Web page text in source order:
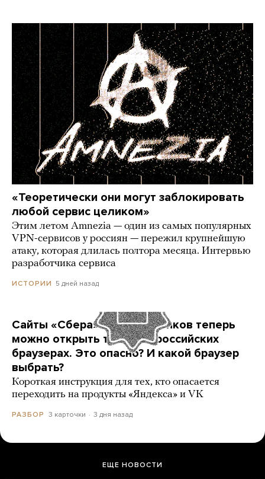
«Теоретически они могут заблокировать
любой сервис целиком»
Этим летом Amnezia — один из самых популярных
VPN-сервисов у россиян — пережил крупнейшую
атаку, которая длилась полтора месяца. Интервью
разработчика сервиса
ИСТОРИИ 5 дней назад
Сайты «Сбера» и других банков теперь
можно открыть только в российских
браузерах. Это опасно? И какой браузер
выбрать?
Короткая инструкция для тех, кто опасается
переходить на продукты «Яндекса» и VK
РАЗБОР 3 карточки 3 дня назад
ЕЩЕ НОВОСТИ